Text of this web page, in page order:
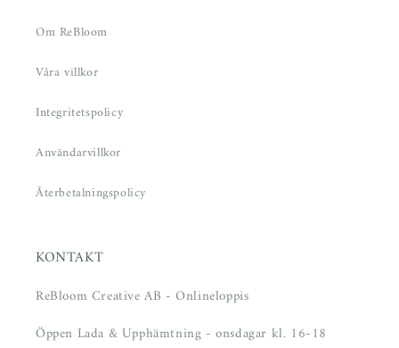
Om ReBloom
Våra villkor
Integritetspolicy
Användarvillkor
Återbetalningspolicy
KONTAKT
ReBloom Creative AB - Onlineloppis
Öppen Lada & Upphämtning - onsdagar kl. 16-18